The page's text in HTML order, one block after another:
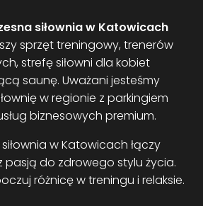
siłownia w Katowicach
sprzęt treningowy, trenerów
strefę siłowni dla kobiet
saunę. Uważani jesteśmy
w regionie z parkingiem
biznesowych premium.
w Katowicach łączy
pasją do zdrowego stylu życia.
różnicę w treningu i relaksie.